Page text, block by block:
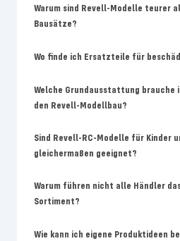
Warum sind Revell-Modelle teurer
Bausätze?
Wo finde ich Ersatzteile für
Welche Grundausstattung brauche
den Revell-Modellbau?
Sind Revell-RC-Modelle für Kinder
gleichermaßen geeignet?
Warum führen nicht alle Händler
Sortiment?
Wie kann ich eigene Produktideen